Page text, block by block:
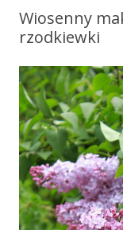
Wiosenny
rzodkiewki